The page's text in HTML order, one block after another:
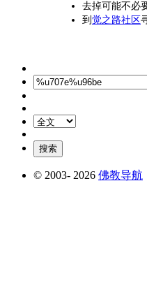
去掉可能不必
到 觉之路社区
© 2003- 2026 佛教导航